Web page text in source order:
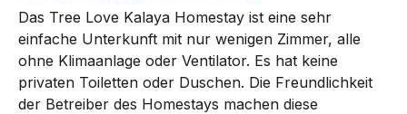
Das Tree Love Kalaya Homestay ist eine sehr
einfache Unterkunft mit nur wenigen Zimmer, alle
ohne Klimaanlage oder Ventilator. Es hat keine
privaten Toiletten oder Duschen. Die Freundlichkeit
der Betreiber des Homestays machen diese